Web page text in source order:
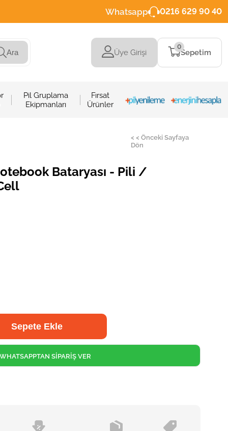
Whatsapp 0216 629 90 40
Ara Üye Girişi Sepetim
0
Pil Gruplama
Ekipmanları
Fırsat
Ürünler
< < Önceki Sayfaya
Dön
Bataryası - Pili /
WHATSAPPTAN SİPARİŞ VER